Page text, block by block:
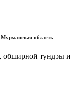
область
обширной тундры и